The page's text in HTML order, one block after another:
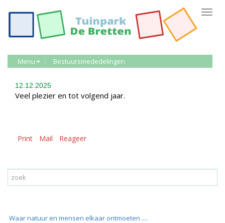
Menu Bestuursmededelingen
12.12.2025
Veel plezier en tot volgend jaar.
Print Mail Reageer
Waar natuur en mensen elkaar ontmoeten ....